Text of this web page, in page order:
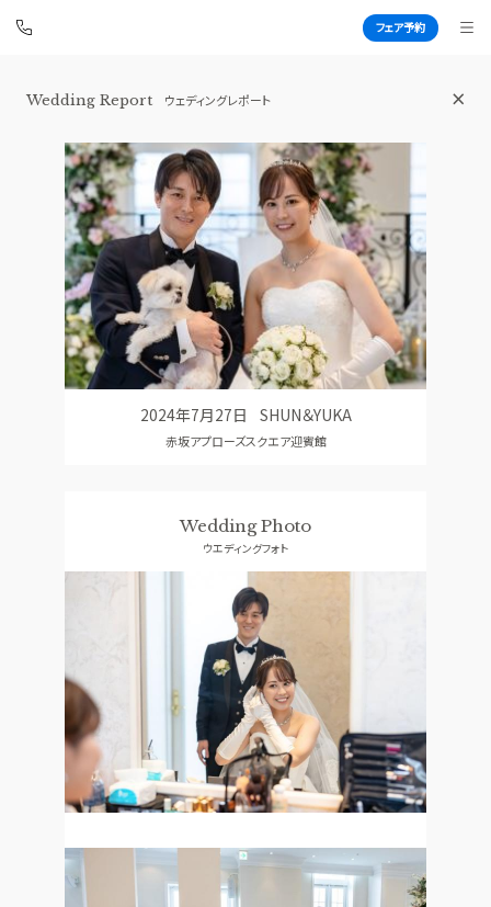
フェア予約
赤坂 アプローズスクエア迎賓館
TOP
トップ
BRIDAL FAIR
ブライダルフェア
WEDDING REPORT
体験者レポート
PHOTO GALLERY
フォトギャラリー
PLAN
プラン
CEREMONY
挙式
CUISINE
料理
アクセス
GUEST
ご列席者の皆さまへ
SUPPORT
お手伝い
資料請求 お問い合わせ
Wedding Report ウェディングレポート
2024年7月27日 SHUN＆YUKA
赤坂アプローズスクエア迎賓館
Wedding Photo
ウエディングフォト